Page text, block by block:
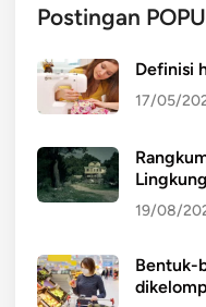
Postingan
Definisi
17/05/
19/08/
Bentuk-